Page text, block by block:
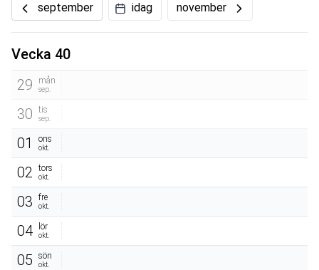
september idag november
Vecka 40
29
mån
sep.
30 tis
sep.
01 ons
okt.
02 tors
okt.
03 fre
okt.
04 lör
okt.
05 sön
okt.